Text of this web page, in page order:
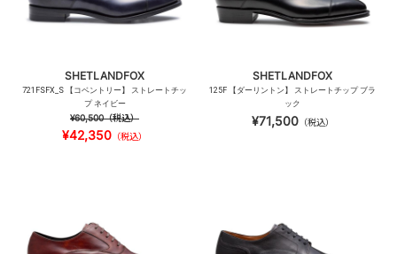
SHETLANDFOX
721FSFX_S 【コベントリー】 ストレートチッ
プ ネイビー
¥60,500（税込）
¥42,350 （税込）
SHETLANDFOX
125F 【ダーリントン】 ストレートチップ ブラ
ック
¥71,500（税込）